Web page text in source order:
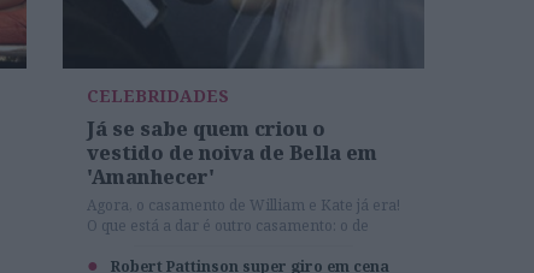
CELEBRIDADES
Já se sabe quem criou o
vestido de noiva de Bella em
'Amanhecer'
Agora, o casamento de William e Kate já era!
O que está a dar é outro casamento: o de
vestido que a noiva vai usar
Robert Pattinson super giro em cena